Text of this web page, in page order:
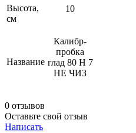
Высота,
см
10
Название
Калибр-
пробка
глад 80 Н 7
НЕ ЧИЗ
0 отзывов
Оставьте свой отзыв
Написать